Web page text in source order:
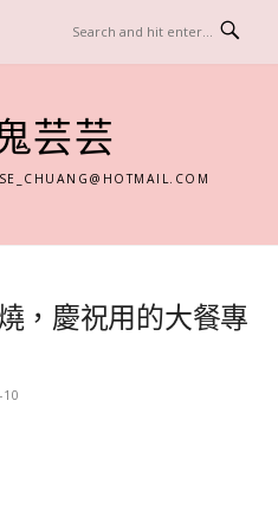
芸芸
，慶祝用的大餐專